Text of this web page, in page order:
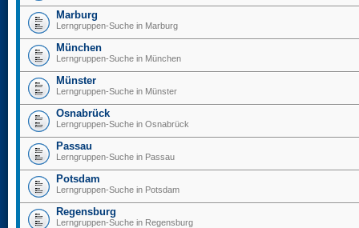
Marburg
Lerngruppen-Suche in Marburg
München
Lerngruppen-Suche in München
Münster
Lerngruppen-Suche in Münster
Osnabrück
Lerngruppen-Suche in Osnabrück
Passau
Lerngruppen-Suche in Passau
Potsdam
Lerngruppen-Suche in Potsdam
Regensburg
Lerngruppen-Suche in Regensburg